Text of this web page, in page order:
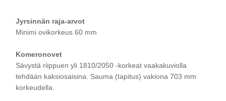
Jyrsinnän raja-arvot
Minimi ovikorkeus 60 mm
Komeronovet
Sävystä riippuen yli 1810/2050 -korkeat vaakakuviolla
tehdään kaksiosaisina. Sauma (tapitus) vakiona 703 mm
korkeudella.